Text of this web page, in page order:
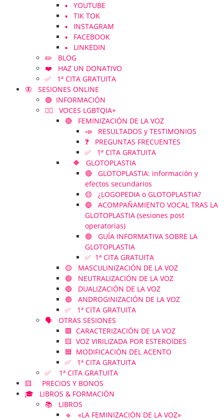
▪️ YOUTUBE
▪️ TIK TOK
▪️ INSTAGRAM
▪️ FACEBOOK
▪️ LINKEDIN
✏️ BLOG
❤️ HAZ UN DONATIVO
✅ 1ª CITA GRATUITA
🦋 SESIONES ONLINE
🟢 INFORMACIÓN
🏳️‍🌈 VOCES LGBTQIA+
🔴 FEMINIZACIÓN DE LA VOZ
📣 RESULTADOS y TESTIMONIOS
❓ PREGUNTAS FRECUENTES
✅ 1ª CITA GRATUITA
🔶 GLOTOPLASTIA
🔴 GLOTOPLASTIA: información y
efectos secundarios
🟡 ¿LOGOPEDIA o GLOTOPLASTIA?
🔵 ACOMPAÑAMIENTO VOCAL TRAS LA
GLOTOPLASTIA (sesiones post
operatorias)
🟣 GUÍA INFORMATIVA SOBRE LA
GLOTOPLASTIA
✅ 1ª CITA GRATUITA
🟡 MASCULINIZACIÓN DE LA VOZ
🟢 NEUTRALIZACIÓN DE LA VOZ
🔵 DUALIZACIÓN DE LA VOZ
🟣 ANDROGINIZACIÓN DE LA VOZ
✅ 1ª CITA GRATUITA
🗣️ OTRAS SESIONES
🟪 CARACTERIZACIÓN DE LA VOZ
🟨 VOZ VIRILIZADA POR ESTEROÏDES
🟦 MODIFICACIÓN DEL ACENTO
✅ 1ª CITA GRATUITA
✅ 1ª CITA GRATUITA
🟨 PRECIOS Y BONOS
🎓 LIBROS & FORMACIÓN
📚 LIBROS
🔹 «LA FEMINIZACIÓN DE LA VOZ»